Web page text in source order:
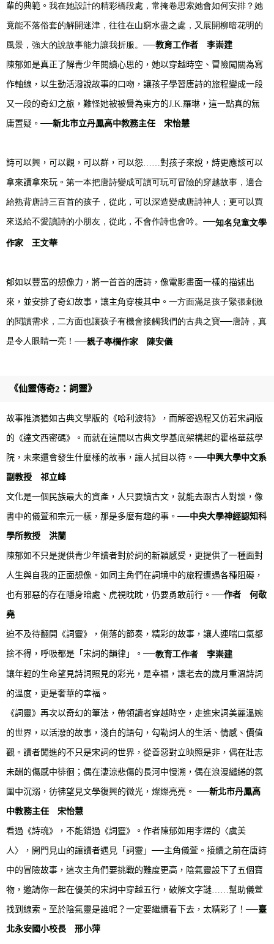
輩的典範。 我在她設計的精彩橋段處，常掩卷思索她會如何安排？她
竟能不落俗套的解開迷津，往往在山窮水盡之處，又展開柳暗花明的
風景，強大的說故事能力讓我折服。 ──教育工作者 李崇建
陳郁如是真正了解青少年閱讀心思的，她以穿越時空、冒險闖關為寫
作軸線，以生動活潑說故事的口吻，讓孩子學習唐詩的旅程變成一段
又一段的奇幻之旅，難怪她被被譽為東方的J.K.羅琳，這一點真的無
庸置疑。 ──新北市立丹鳳高中教務主任 宋怡慧
詩可以興，可以觀，可以群，可以怨……對孩子來說，詩更應該可以
拿來讀拿來玩。 第一本把唐詩變成可讀可玩可冒險的穿越故事，適合
給熟背唐詩三百首的孩子，從此，可以深造變成唐詩神人；更可以買
來送給不愛讀詩的小朋友，從此，不會作詩也會吟。 ──知名兒童文學
作家 王文華
郁如以豐富的想像力，將一首首的唐詩，像電影畫面一樣的描述出
來，並安排了奇幻故事，讓主角穿梭其中。 一方面滿足孩子緊張刺激
的閱讀需求，二方面也讓孩子有機會接觸我們的古典之寶──唐詩，真
是令人眼睛一亮！ ──親子專欄作家 陳安儀
《仙靈傳奇2 ：詞靈》
故事推演猶如古典文學版的《哈利波特》，而解密過程又仿若宋詞版
的《達文西密碼》。而就在這間以古典文學基底架構起的霍格華茲學
院，未來還會發生什麼樣的故事，讓人拭目以待。 ──中興大學中文系
副教授 祁立峰
文化是一個民族最大的資產，人只要讀古文，就能去跟古人對談，像
書中的儀萱和宗元一樣，那是多麼有趣的事。 ──中央大學神經認知科
學所教授 洪蘭
陳郁如不只是提供青少年讀者對於詞的新穎感受，更提供了一種面對
人生與自我的正面想像。如同主角們在詞境中的旅程遭遇各種阻礙，
也有邪惡的存在隱身暗處、虎視眈眈，仍要勇敢前行。 ──作者 何敬
堯
迫不及待翻開《詞靈》，俐落的節奏，精彩的故事，讓人連喘口氣都
捨不得，呼吸都是「宋詞的韻律」。 ──教育工作者 李崇建
讓年輕的生命望見詩詞照見的彩光，是幸福，讓老去的歲月重溫詩詞
的溫度，更是奢華的幸福。
《詞靈》再次以奇幻的筆法，帶領讀者穿越時空，走進宋詞美麗溫婉
的世界，以活潑的故事，淺白的語句，勾勒詞人的生活、情感、價值
觀。讀者闖進的不只是宋詞的世界，從善惡對立映照是非，偶在壯志
未酬的傷感中徘徊；偶在淒涼悲傷的長河中慢溯，偶在浪漫繾綣的氛
圍中沉溺，彷彿望見文學復興的微光，燦燦亮亮。 ──新北市丹鳳高
中教務主任 宋怡慧
看過《詩魂》，不能錯過《詞靈》。作者陳郁如用李煜的〈虞美
人〉，開門見山的讓讀者遇見「詞靈」──主角儀萱。接續之前在唐詩
中的冒險故事，這次主角們要挑戰的難度更高，陰氣靈設下了五個寶
物，邀請你一起在優美的宋詞中穿越五行，破解文字謎……幫助儀萱
找到線索。至於陰氣靈是誰呢？一定要繼續看下去，太精彩了！ ──臺
北永安國小校長 邢小萍